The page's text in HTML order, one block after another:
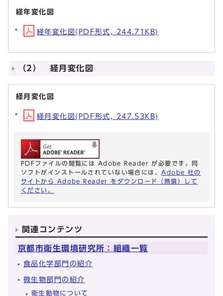
経年変化図
経年変化図(PDF形式, 244.71KB)
（2） 経月変化図
経月変化図
経月変化図(PDF形式, 247.53KB)
PDFファイルの閲覧には Adobe Reader が必要です。同
ソフトがインストールされていない場合には、 Adobe 社の
サイトから Adobe Reader をダウンロード（無償）して
ください。
関連コンテンツ
京都市衛生環境研究所：組織一覧
食品化学部門の紹介
微生物部門の紹介
衛生動物について